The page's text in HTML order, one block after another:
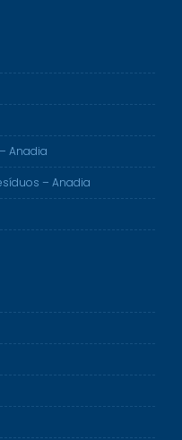
Anadia
– Anadia